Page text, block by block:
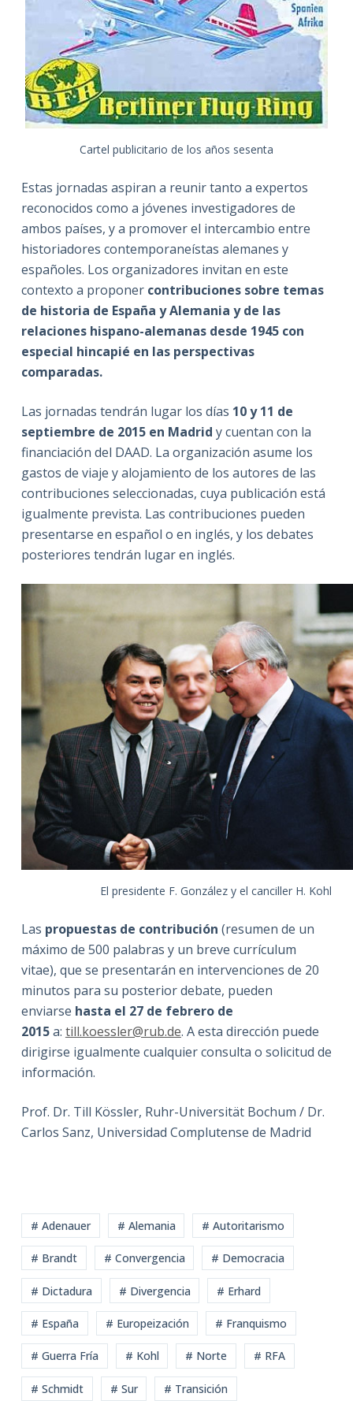
Cartel publicitario de los años sesenta
Estas jornadas aspiran a reunir tanto a expertos
reconocidos como a jóvenes investigadores de
ambos países, y a promover el intercambio entre
historiadores contemporaneístas alemanes y
españoles. Los organizadores invitan en este
contexto a proponer contribuciones sobre temas
de historia de España y Alemania y de las
relaciones hispano-alemanas desde 1945 con
especial hincapié en las perspectivas
comparadas.
Las jornadas tendrán lugar los días 10 y 11 de
septiembre de 2015 en Madrid y cuentan con la
financiación del DAAD. La organización asume los
gastos de viaje y alojamiento de los autores de las
contribuciones seleccionadas, cuya publicación está
igualmente prevista. Las contribuciones pueden
presentarse en español o en inglés, y los debates
posteriores tendrán lugar en inglés.
El presidente F. González y el canciller H. Kohl
Las propuestas de contribución (resumen de un
máximo de 500 palabras y un breve currículum
vitae), que se presentarán en intervenciones de 20
minutos para su posterior debate, pueden
enviarse hasta el 27 de febrero de
2015a: till.koessler@rub.de. A esta dirección puede
dirigirse igualmente cualquier consulta o solicitud de
información.
Prof. Dr. Till Kössler, Ruhr-Universität Bochum / Dr.
Carlos Sanz, Universidad Complutense de Madrid
# Adenauer # Alemania # Autoritarismo
# Brandt # Convergencia # Democracia
# Dictadura # Divergencia # Erhard
# España # Europeización # Franquismo
# Guerra Fría # Kohl # Norte # RFA
# Schmidt # Sur # Transición